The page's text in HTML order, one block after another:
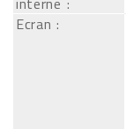
Ecran :